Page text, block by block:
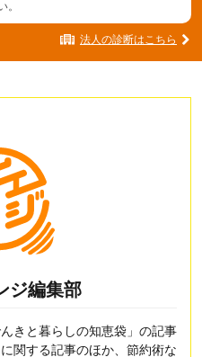
。
法人の診断はこちら
ジ編集部
きと暮らしの知恵袋」の記事
関する記事のほか、節約術な